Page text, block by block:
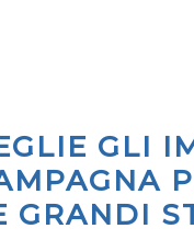
GLI
GRANDI